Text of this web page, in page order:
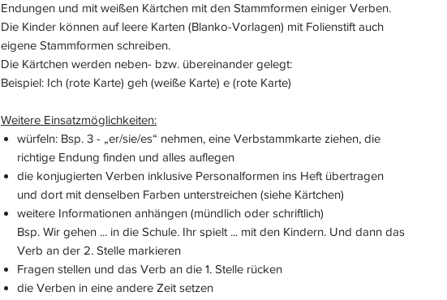
Endungen und mit weißen Kärtchen mit den Stammformen einiger Verben.
Die Kinder können auf leere Karten (Blanko-Vorlagen) mit Folienstift auch
eigene Stammformen schreiben.
Die Kärtchen werden neben- bzw. übereinander gelegt:
Beispiel: Ich (rote Karte) geh (weiße Karte) e (rote Karte)
Weitere Einsatzmöglichkeiten:
würfeln: Bsp. 3 - „er/sie/es“ nehmen, eine Verbstammkarte ziehen, die
richtige Endung finden und alles auflegen
die konjugierten Verben inklusive Personalformen ins Heft übertragen
und dort mit denselben Farben unterstreichen (siehe Kärtchen)
weitere Informationen anhängen (mündlich oder schriftlich)
Bsp. Wir gehen ... in die Schule. Ihr spielt ... mit den Kindern. Und dann das
Verb an der 2. Stelle markieren
Fragen stellen und das Verb an die 1. Stelle rücken
die Verben in eine andere Zeit setzen